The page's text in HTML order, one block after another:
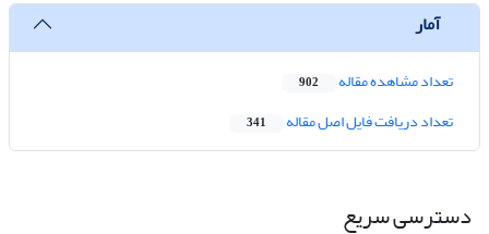
آمار
تعداد مشاهده مقاله 902
تعداد دریافت فایل اصل مقاله 341
دسترسی سریع